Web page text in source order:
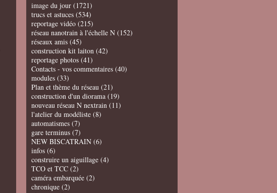
image du jour (1721)
trucs et astuces (534)
reportage vidéo (215)
réseau nanotrain à l'échelle N (152)
réseaux amis (45)
construction kit laiton (42)
reportage photos (41)
Contacts - vos commentaires (40)
modules (33)
Plan et thème du réseau (21)
construction d'un diorama (19)
nouveau réseau N nextrain (11)
l'atelier du modéliste (8)
automatismes (7)
gare terminus (7)
NEW BISCATRAIN (6)
infos (6)
construire un aiguillage (4)
TCO et TCC (2)
caméra embarquée (2)
chronique (2)